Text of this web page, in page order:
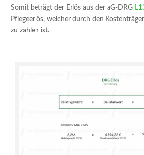
Somit beträgt der Erlös aus der aG-DRG
Pflegeerlös, welcher durch den
zu zahlen ist.